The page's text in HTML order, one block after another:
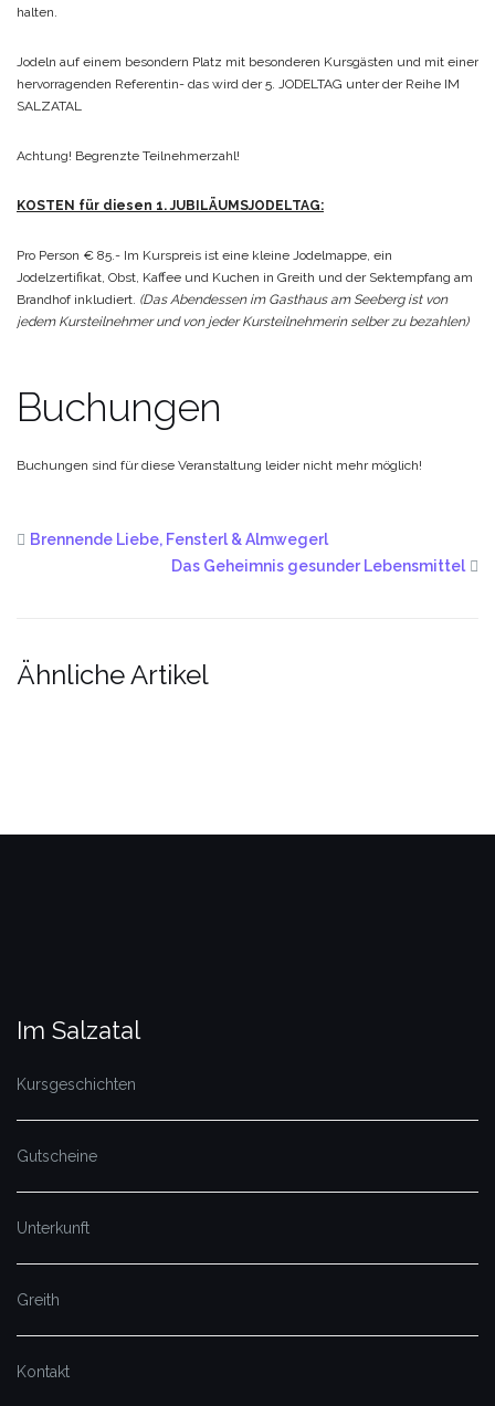
halten.
Jodeln auf einem besondern Platz mit besonderen Kursgästen und mit einer
hervorragenden Referentin- das wird der 5. JODELTAG unter der Reihe IM
SALZATAL
Achtung! Begrenzte Teilnehmerzahl!
KOSTEN für diesen 1. JUBILÄUMSJODELTAG:
Pro Person € 85.- Im Kurspreis ist eine kleine Jodelmappe, ein
Jodelzertifikat, Obst, Kaffee und Kuchen in Greith und der Sektempfang am
Brandhof inkludiert. (Das Abendessen im Gasthaus am Seeberg ist von
jedem Kursteilnehmer und von jeder Kursteilnehmerin selber zu bezahlen)
Buchungen
Buchungen sind für diese Veranstaltung leider nicht mehr möglich!
Brennende Liebe, Fensterl & Almwegerl
Das Geheimnis gesunder Lebensmittel
Ähnliche Artikel
Im Salzatal
Kursgeschichten
Gutscheine
Unterkunft
Greith
Kontakt